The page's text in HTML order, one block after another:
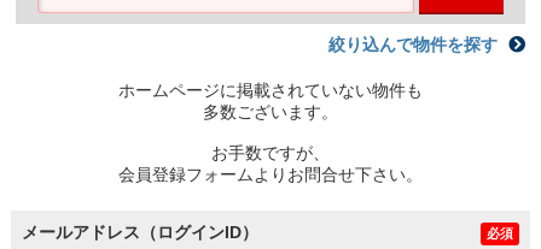
絞り込んで物件を探す
ホームページに掲載されていない物件も
多数ございます。
お手数ですが、
会員登録フォームよりお問合せ下さい。
メールアドレス（ログインID） 必須